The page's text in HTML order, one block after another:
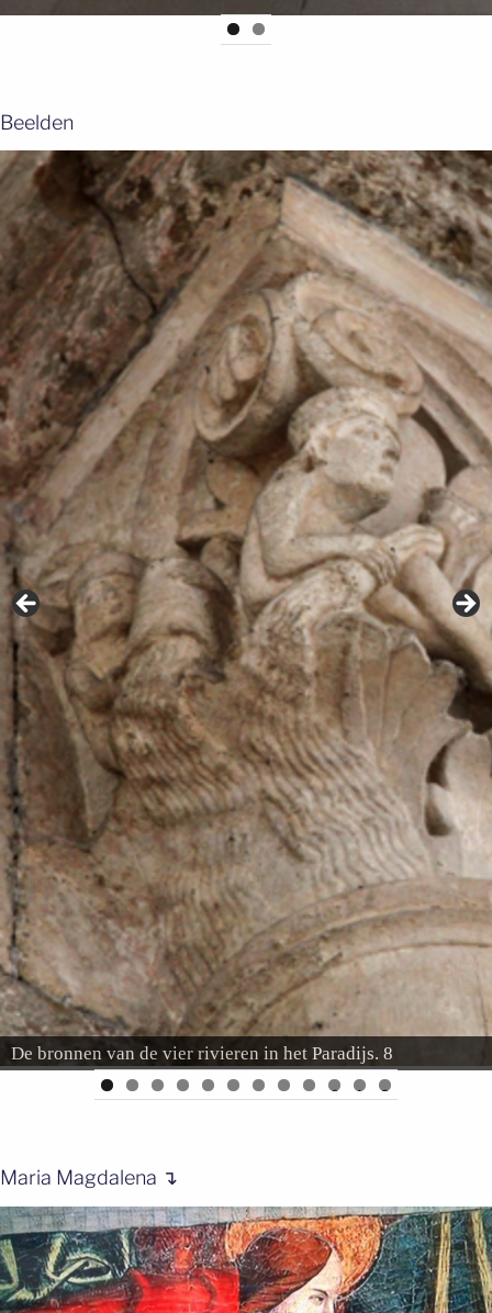
Beelden
De bronnen van de vier rivieren in het Paradijs. 8
0 1 2
Maria Magdalena ↴